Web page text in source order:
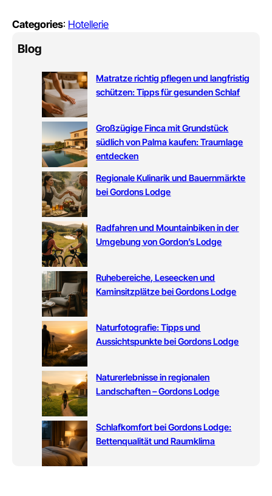
Categories: Hotellerie
Blog
Matratze richtig pflegen und langfristig
schützen: Tipps für gesunden Schlaf
Großzügige Finca mit Grundstück
südlich von Palma kaufen: Traumlage
entdecken
Regionale Kulinarik und Bauernmärkte
bei Gordons Lodge
Radfahren und Mountainbiken in der
Umgebung von Gordon’s Lodge
Ruhebereiche, Leseecken und
Kaminsitzplätze bei Gordons Lodge
Naturfotografie: Tipps und
Aussichtspunkte bei Gordons Lodge
Naturerlebnisse in regionalen
Landschaften – Gordons Lodge
Schlafkomfort bei Gordons Lodge:
Bettenqualität und Raumklima